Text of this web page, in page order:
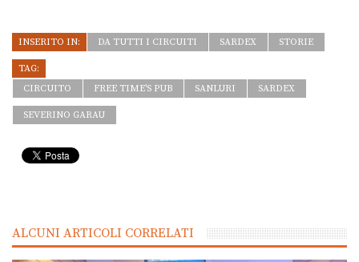
INSERITO IN: DA TUTTI I CIRCUITI SARDEX STORIE
TAG:
CIRCUITO
FREE TIME'S PUB SANLURI SARDEX
SEVERINO GARAU
ALCUNI ARTICOLI CORRELATI